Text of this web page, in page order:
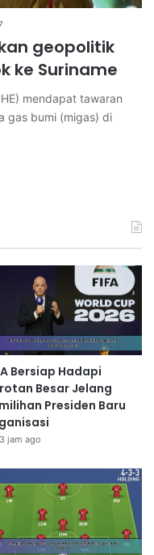
geopolitik
ke Suriname
mendapat tawaran
gas bumi (migas) di
Bersiap Hadapi
Besar Jelang
Presiden Baru
jam ago